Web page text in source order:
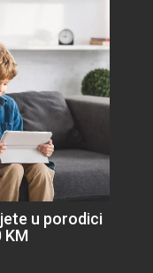
u porodici
KM